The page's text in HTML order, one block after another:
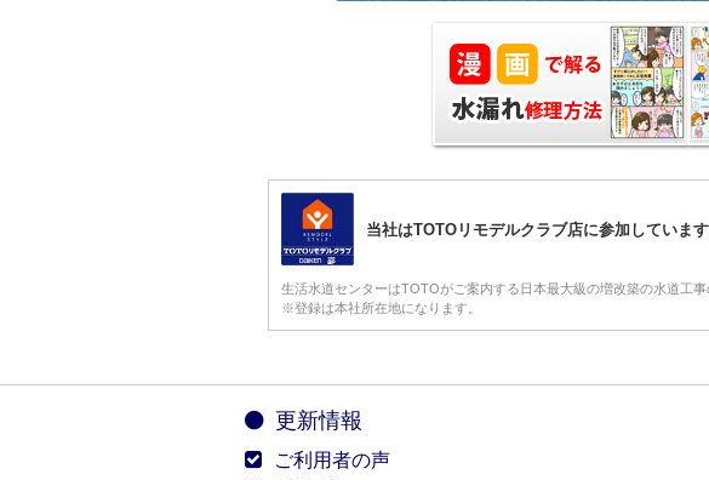
当社はTOTOリモデルクラブ店に参加しています
生活水道センターはTOTOがご案内する日本最大級の増改築の水道工事
※登録は本社所在地になります。
更新情報
ご利用者の声